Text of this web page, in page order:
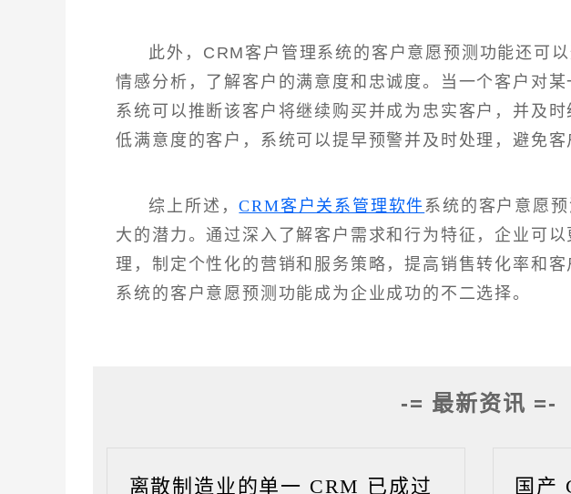
此外，CRM客户管理系统的客户意愿预测功能还可
情感分析，了解客户的满意度和忠诚度。当一个客户对某
系统可以推断该客户将继续购买并成为忠实客户，并及
低满意度的客户，系统可以提早预警并及时处理，避免客
综上所述，CRM客户关系管理软件 系统的客户意愿
大的潜力。通过深入了解客户需求和行为特征，企业可
理，制定个性化的营销和服务策略，提高销售转化率和
系统的客户意愿预测功能成为企业成功的不二选择。
-= 最新资讯 =-
离散制造业的单一 CRM 已成过
国产